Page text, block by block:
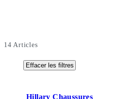
14 Articles
Effacer les filtres
Hillary Chaussures
Ajouter aux favoris: